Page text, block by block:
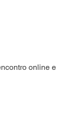
online e